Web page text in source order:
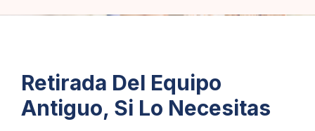
Retirada Del Equipo
Antiguo, Si Lo Necesitas